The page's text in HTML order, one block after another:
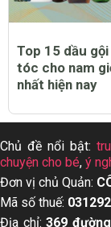
Top 15 dầu
tóc cho nam
nhất hiện nay
Chủ đề nổi bật:
chuyện cho bé, ý
Đơn vị chủ Quản:
Mã số thuế:
Địa chỉ:369